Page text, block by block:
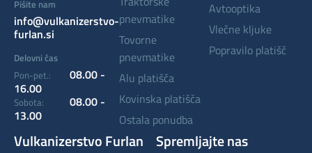
Pišite nam
info@vulkanizerstvo-
furlan.si
Delovni čas
Pon-pet.:
08.00 -
16.00
Sobota:
08.00 -
13.00
pnevmatike
tovorne
pnevmatike
alu platišča
kovinska platišča
ostala ponudba
avtooptika
vlečne kljuke
popravilo platišč
Vulkanizerstvo Furlan Spremljajte nas